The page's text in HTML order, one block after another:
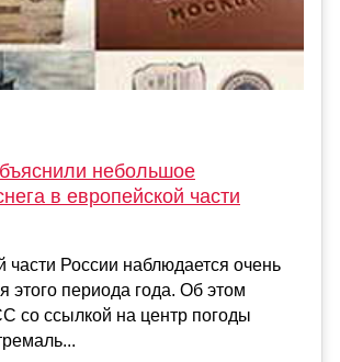
небольшое
в европейской части
части России наблюдается очень
этого периода года. Об этом
со ссылкой на центр погоды